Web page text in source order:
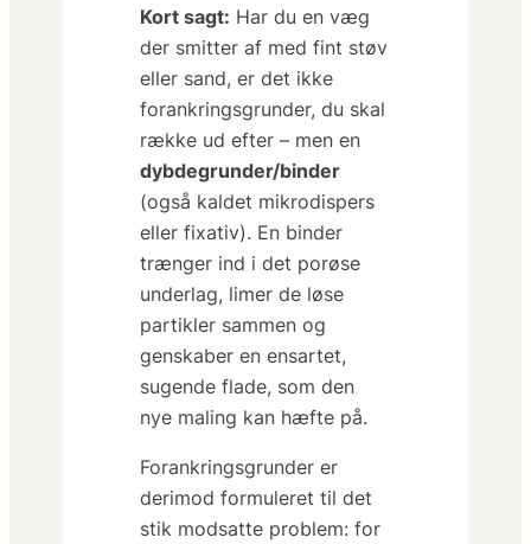
Kort sagt: Har du en væg
der smitter af med fint støv
eller sand, er det ikke
forankringsgrunder, du skal
række ud efter – men en
dybdegrunder/binder
(også kaldet mikrodispers
eller fixativ). En binder
trænger ind i det porøse
underlag, limer de løse
partikler sammen og
genskaber en ensartet,
sugende flade, som den
nye maling kan hæfte på.
Forankringsgrunder er
derimod formuleret til det
stik modsatte problem:for